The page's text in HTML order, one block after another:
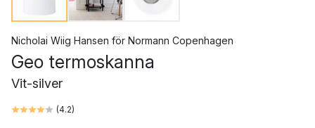
Nicholai Wiig Hansen för Normann Copenhagen
Geo termoskanna
Vit-silver
(4.2)